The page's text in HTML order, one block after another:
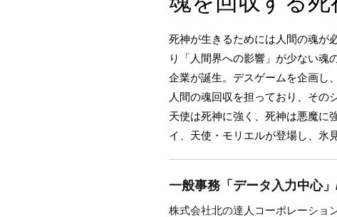
死神が生きるためには人間の魂が
り「人間界への影響」が少ない魂
企業が誕生。デスゲームを企画し
人間の魂回収を担っており、その
天使は死神に強く、死神は悪魔に
イ、天使・モリエルが登場し、氷
一般事務「データ入力中心
株式会社北の達人コーポレーショ